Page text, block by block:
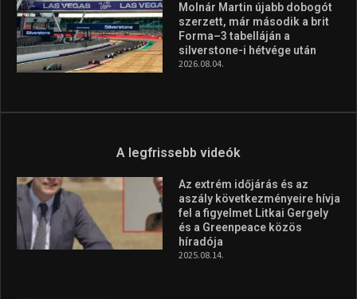
Molnár Martin újabb dobogót
szerzett, már második a brit
Forma–3 tabelláján a
silverstone-i hétvége után
2026.08.04.
A legfrissebb videók
Az extrém időjárás és az
aszály következményeire hívja
fel a figyelmet Litkai Gergely
és a Greenpeace közös
híradója
2025.08.14.